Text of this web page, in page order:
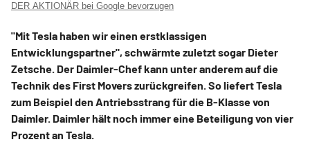
DER AKTIONÄR bei Google bevorzugen
"Mit Tesla haben wir einen erstklassigen
Entwicklungspartner", schwärmte zuletzt sogar Dieter
Zetsche. Der Daimler-Chef kann unter anderem auf die
Technik des First Movers zurückgreifen. So liefert Tesla
zum Beispiel den Antriebsstrang für die B-Klasse von
Daimler. Daimler hält noch immer eine Beteiligung von vier
Prozent an Tesla.